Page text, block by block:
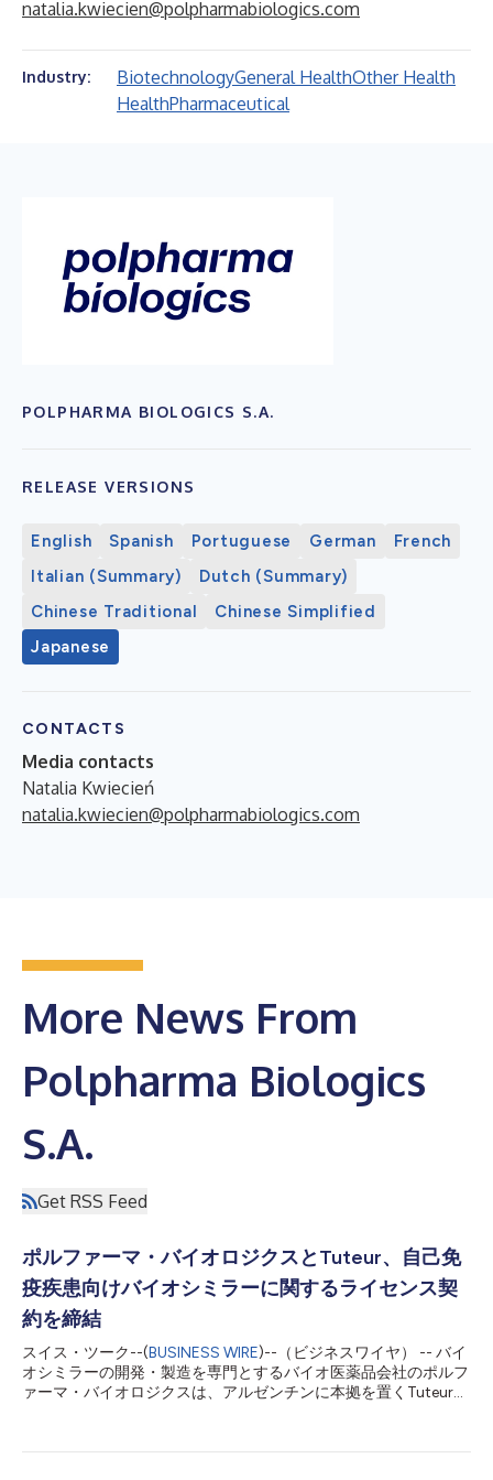
natalia.kwiecien@polpharmabiologics.com
Industry: BiotechnologyGeneral HealthOther Health
HealthPharmaceutical
POLPHARMA BIOLOGICS S.A.
RELEASE VERSIONS
English Spanish Portuguese German
French
Italian (Summary)
Dutch (Summary)
Chinese Traditional
Chinese Simplified
Japanese
CONTACTS
Media contacts
Natalia Kwiecień
natalia.kwiecien@polpharmabiologics.com
More News From
Polpharma Biologics
S.A.
Get RSS Feed
ポルファーマ・バイオロジクスとTuteur、自己免
疫疾患向けバイオシミラーに関するライセンス契
約を締結
スイス・ツーク--(BUSINESS WIRE)--（ビジネスワイヤ） -- バイ
オシミラーの開発・製造を専門とするバイオ医薬品会社のポルフ
ァーマ・バイオロジクスは、アルゼンチンに本拠を置くTuteurと
アメリカ（LATAM）地域における自己免疫疾患向けバイオシミラ